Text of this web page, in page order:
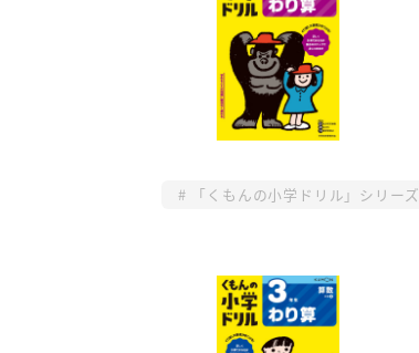
「くもんの小学ドリル」シリーズ